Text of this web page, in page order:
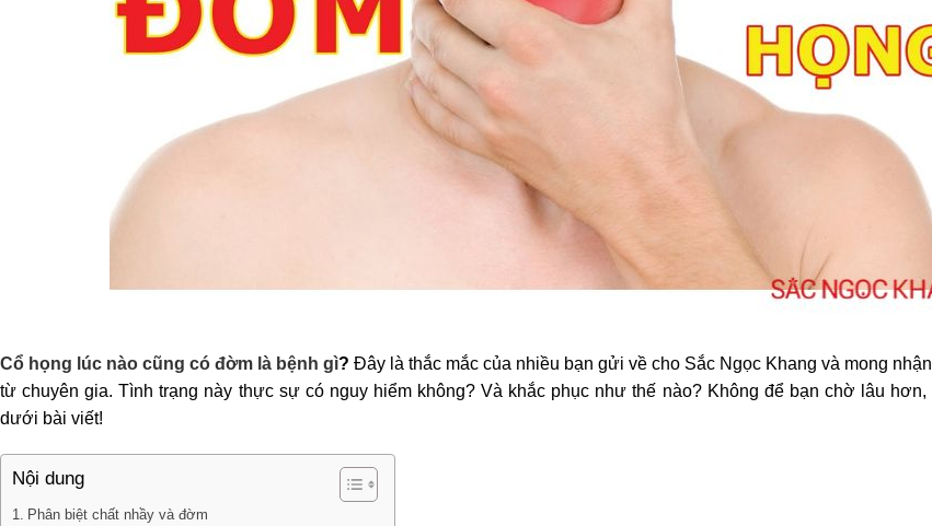
Cổ họng lúc nào cũng có đờm là bệnh gì? Đây là thắc mắc của nhiều bạn gửi về cho Sắc Ngọc Khang và mong
từ chuyên gia. Tình trạng này thực sự có nguy hiểm không? Và khắc phục như thế nào? Không để bạn chờ lâu hơn,
dưới bài viết!
Nội dung
Phân biệt chất nhầy và đờm